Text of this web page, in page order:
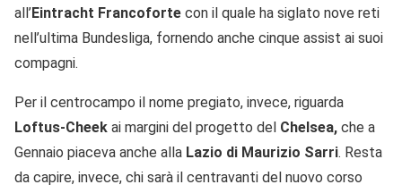
all’Eintracht Francoforte con il quale ha siglato nove reti
nell’ultima Bundesliga, fornendo anche cinque assist ai suoi
compagni.
Per il centrocampo il nome pregiato, invece, riguarda
Loftus-Cheek ai margini del progetto del Chelsea, che a
Gennaio piaceva anche alla Lazio di Maurizio Sarri. Resta
da capire, invece, chi sarà il centravanti del nuovo corso